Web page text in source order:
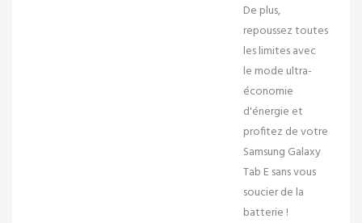
De plus,
repoussez toutes
les limites avec
le mode ultra-
économie
d'énergie et
profitez de votre
Samsung Galaxy
Tab E sans vous
soucier de la
batterie !